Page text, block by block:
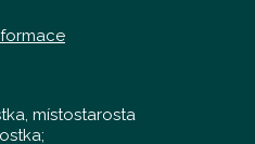
místostarosta